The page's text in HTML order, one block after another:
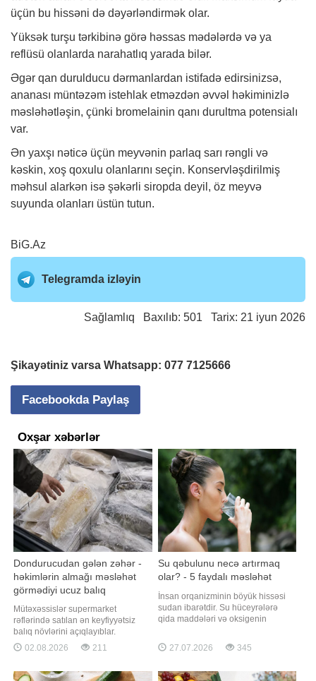
üçün bu hissəni də dəyərləndirmək olar.
Yüksək turşu tərkibinə görə həssas mədələrdə və ya
reflüsü olanlarda narahatlıq yarada bilər.
Əgər qan durulducu dərmanlardan istifadə edirsinizsə,
ananası müntəzəm istehlak etməzdən əvvəl həkiminizlə
məsləhətləşin, çünki bromelainin qanı durultma potensialı
var.
Ən yaxşı nəticə üçün meyvənin parlaq sarı rəngli və
kəskin, xoş qoxulu olanlarını seçin. Konservləşdirilmiş
məhsul alarkən isə şəkərli siropda deyil, öz meyvə
suyunda olanları üstün tutun.
BiG.Az
Telegramda izləyin
Sağlamlıq Baxılıb: 501 Tarix: 21 iyun 2026
Şikayətiniz varsa Whatsapp: 077 7125666
Facebookda Paylaş
Oxşar xəbərlər
Dondurucudan gələn zəhər -
həkimlərin almağı məsləhət
görmədiyi ucuz balıq
Mütəxəssislər supermarket
rəflərində satılan ən keyfiyyətsiz
balıq növlərini açıqlayıblar.
Dondurulmuş balıq tez və faydalı
şam yeməyi üçün ideal seçim kimi
xəbər verir ki, supermarketlərdəki
02.08.2026 211
Su qəbulunu necə artırmaq
olar? - 5 faydalı məsləhət
İnsan orqanizminin böyük hissəsi
sudan ibarətdir. Su hüceyrələrə
qida maddələri və oksigenin
temperaturunun tənzimlənməsində,
həmçinin beynin normal
rol oynayır. Qaynarinfo xəbər verir
27.07.2026 345